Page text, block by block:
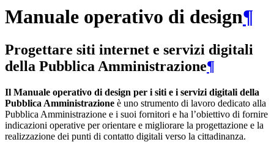
Manuale operativo di design¶
Progettare siti internet e servizi digitali
della Pubblica Amministrazione¶
Il Manuale operativo di design per i siti e i servizi digitali della
Pubblica Amministrazione è uno strumento di lavoro dedicato alla
Pubblica Amministrazione e i suoi fornitori e ha l’obiettivo di fornire
indicazioni operative per orientare e migliorare la progettazione e la
realizzazione dei punti di contatto digitali verso la cittadinanza.